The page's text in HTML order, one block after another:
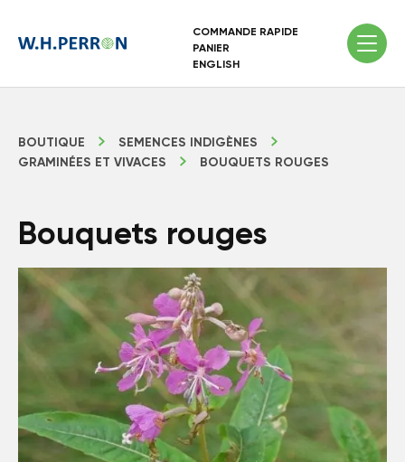
COMMANDE RAPIDE
PANIER
ENGLISH
BOUTIQUE
SEMENCES INDIGÈNES
GRAMINÉES ET VIVACES
BOUQUETS ROUGES
Bouquets rouges